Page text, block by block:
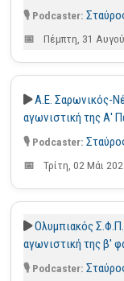
Πέμπτη, 31
Α.Ε. Σαρωνικός-
αγωνιστική της Α'
Τρίτη, 02 Μάι
Ολυμπιακός
αγωνιστική της β'